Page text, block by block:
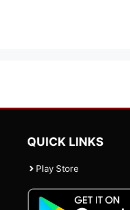
QUICK LINKS
Play Store